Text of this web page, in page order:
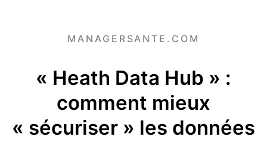
MANAGERSANTE.COM
« Heath Data Hub » :
comment mieux
« sécuriser » les données